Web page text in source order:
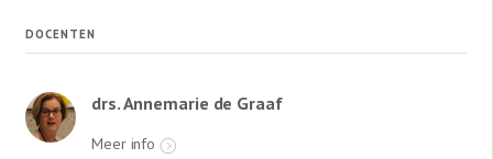
DOCENTEN
drs. Annemarie de Graaf
Meer info